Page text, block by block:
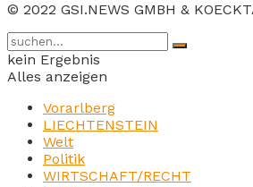
© 2022 GSI.NEWS GMBH &
kein Ergebnis
Alles anzeigen
Vorarlberg
LIECHTENSTEIN
Welt
Politik
WIRTSCHAFT/RECHT